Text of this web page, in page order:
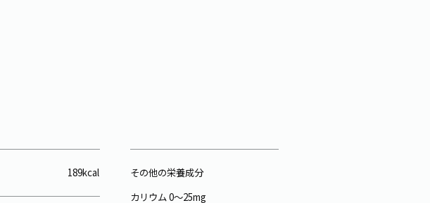
189kcal
その他の栄養成分
カリウム 0～25mg